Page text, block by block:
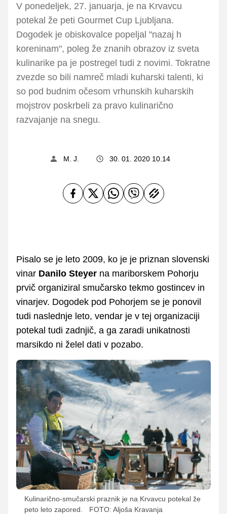
V ponedeljek, 27. januarja, je na Krvavcu
potekal že peti Gourmet Cup Ljubljana.
Dogodek je obiskovalce popeljal "nazaj h
koreninam", poleg že znanih obrazov iz sveta
kulinarike pa je postregel tudi z novimi. Tokratne
zvezde so bili namreč mladi kuharski talenti, ki
so pod budnim očesom vrhunskih kuharskih
mojstrov poskrbeli za pravo kulinarično
razvajanje na snegu.
M. J. 30. 01. 2020 10.14
Pisalo se je leto 2009, ko je je priznan slovenski
vinar Danilo Steyer na mariborskem Pohorju
prvič organiziral smučarsko tekmo gostincev in
vinarjev. Dogodek pod Pohorjem se je ponovil
tudi naslednje leto, vendar je v tej organizaciji
potekal tudi zadnjič, a ga zaradi unikatnosti
marsikdo ni želel dati v pozabo.
Kulinarično-smučarski praznik je na Krvavcu potekal že
peto leto zapored.
FOTO: Aljoša Kravanja